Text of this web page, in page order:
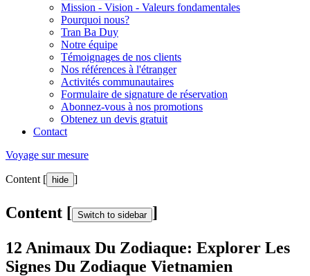
Mission - Vision - Valeurs fondamentales
Pourquoi nous?
Tran Ba Duy
Notre équipe
Témoignages de nos clients
Nos références à l'étranger
Activités communautaires
Formulaire de signature de réservation
Abonnez-vous à nos promotions
Obtenez un devis gratuit
Contact
Voyage sur mesure
Content [ hide ]
Content [ Switch to sidebar ]
12 Animaux Du Zodiaque: Explorer Les
Signes Du Zodiaque Vietnamien